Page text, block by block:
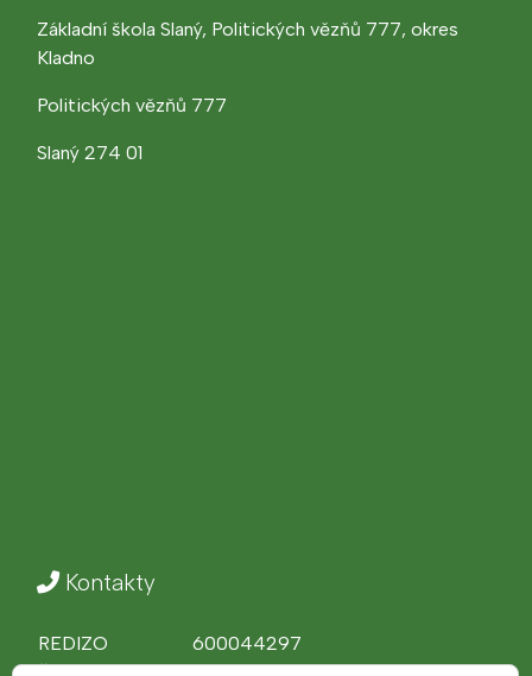
Základní škola Slaný, Politických vězňů 777, okres
Kladno
Politických vězňů 777
Slaný 274 01
Kontakty
REDIZO
600044297